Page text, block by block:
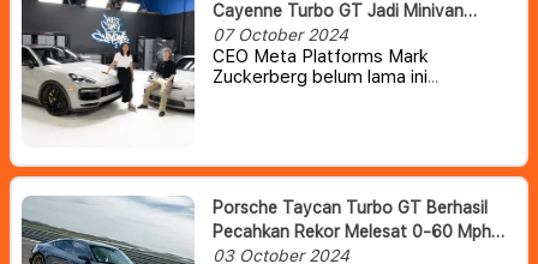
Cayenne Turbo GT Jadi Minivan
Keluarga Untuk Sang Istri
07 October 2024
CEO Meta Platforms Mark
Zuckerberg belum lama ini
Porsche Taycan Turbo GT Berhasil
Pecahkan Rekor Melesat 0-60 Mph
Dalam 1.9 Detik
03 October 2024